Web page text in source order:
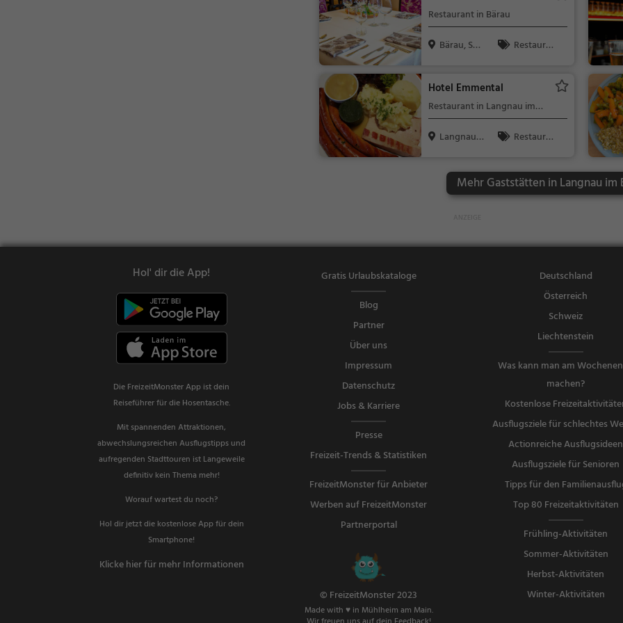
gessen, Aben
Restaurant in Bärau
Bärau, Sch
Restaura
en
Hotel Emmental
Restaurant in Langnau im
Emmental
Langnau i
Restaura
arten, Abend
essen, Mittag
essen, Bier,
eutsch, Regi
Mehr Gaststätten in Langnau im
Hol' dir die App!
Die FreizeitMonster App ist dein
Reiseführer für die Hosentasche.
Mit spannenden Attraktionen,
abwechslungsreichen Ausflugstipps und
aufregenden Stadttouren ist Langeweile
definitiv kein Thema mehr!
Worauf wartest du noch?
Hol dir jetzt die kostenlose App für dein
Smartphone!
Klicke hier für mehr Informationen
Gratis Urlaubskataloge
Blog
Partner
Über uns
Impressum
Datenschutz
Jobs & Karriere
Presse
Freizeit-Trends & Statistiken
FreizeitMonster für Anbieter
Werben auf FreizeitMonster
Partnerportal
© FreizeitMonster 2023
Made with ♥ in Mühlheim am Main.
Deutschland
Österreich
Schweiz
Liechtenstein
Was kann man am
machen?
Kostenlose
Ausflugsziele für schlechtes
Actionreiche Ausflugsideen
Ausflugsziele für Senioren
Tipps für den
Top 80 Freizeitaktivitäten
Frühling-Aktivitäten
Sommer-Aktivitäten
Herbst-Aktivitäten
Winter-Aktivitäten